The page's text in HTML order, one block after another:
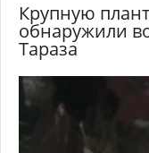
Крупную
обнаружили
Тараза